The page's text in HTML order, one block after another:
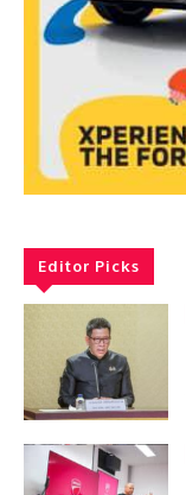
Editor Picks